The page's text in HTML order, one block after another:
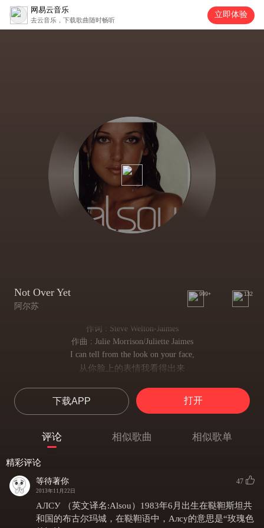
网易云音乐
去云音乐，下载歌曲随时畅听
立即体验
Not Over Yet
阿尔苏
999+ 132
作词 : Steve Welton-Jaimes
作曲 : Julie Morrison/Juliette Jaimes
I can tell from the look on your face,
从你脸上的表情我看得出来
你有话对我说
In my heart I already know,
我心中早已知晓
因为我听到你低语她的名字
Day by day, I can't help loving you
光阴荏苒，我情不自禁爱上你
下载APP 打开
评论 相似歌曲 相似歌单
精彩评论
等待著你
2013年11月22日
47
АЛСУ （英文译名:Alsou）1983年6月出生在鞑靼斯坦共
和国的布古尔玛城，在鞑靼语中，Алсу的意思是“玫瑰色